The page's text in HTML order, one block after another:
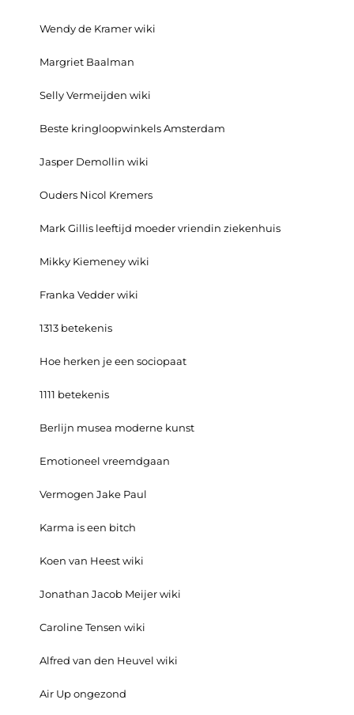
Wendy de Kramer wiki
Margriet Baalman
Selly Vermeijden wiki
Beste kringloopwinkels Amsterdam
Jasper Demollin wiki
Ouders Nicol Kremers
Mark Gillis leeftijd moeder vriendin ziekenhuis
Mikky Kiemeney wiki
Franka Vedder wiki
1313 betekenis
Hoe herken je een sociopaat
1111 betekenis
Berlijn musea moderne kunst
Emotioneel vreemdgaan
Vermogen Jake Paul
Karma is een bitch
Koen van Heest wiki
Jonathan Jacob Meijer wiki
Caroline Tensen wiki
Alfred van den Heuvel wiki
Air Up ongezond